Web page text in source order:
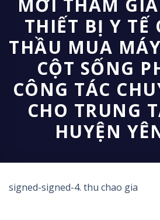
MỜI THAM
THIẾT BỊ Y TẾ
THẦU MUA
CỘT SỐNG
CÔNG TÁC
CHO TRUNG
HUYỆN
signed-signed-4. thu chao gia